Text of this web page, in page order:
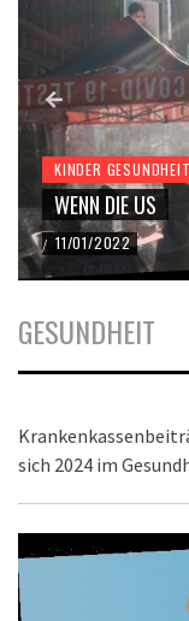
KINDER GESUNDHEIT
WENN DIE US
/ 11/01/2022
GESUNDHEIT
sich 2024 im